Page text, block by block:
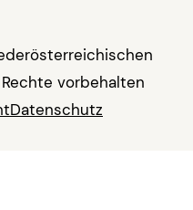
vorbehalten
Datenschutz